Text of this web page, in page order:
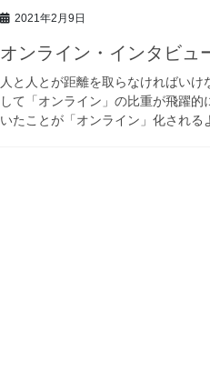
2021年2月9日
オンライン・インタビュ
人と人とが距離を取らなければい
して「オンライン」の比重が飛躍
いたことが「オンライン」化され